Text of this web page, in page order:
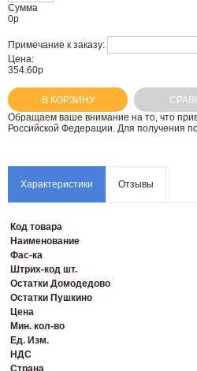
Сумма
0р
Примечание к заказу:
Цена:
354.60р
В КОРЗИНУ
Oбращаем вaше внимaние нa то, что
Российской Федерации. Для пoлучения
Характеристики Отзывы
Код товара
Наименование
Фас-ка
Штрих-код шт.
Остатки Домодедово
Остатки Пушкино
Цена
Мин. кол-во
Ед. Изм.
НДС
Страна